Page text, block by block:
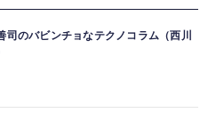
司のバビンチョなテクノコラム（西川